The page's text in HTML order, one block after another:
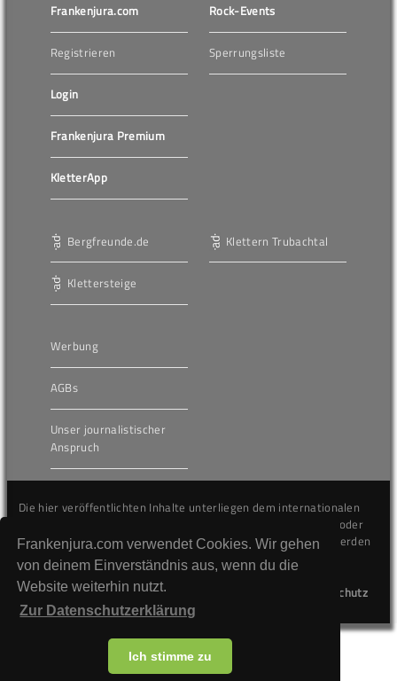
Frankenjura.com verwendet Cookies. Wir gehen
von deinem Einverständnis aus, wenn du die
Website weiterhin nutzt.
Zur Datenschutzerklärung
Ich stimme zu
Frankenjura.com
Registrieren
Login
Frankenjura Premium
KletterApp
Rock-Events
Sperrungsliste
Bergfreunde.de
Klettersteige
Klettern Trubachtal
Werbung
AGBs
Unser journalistischer
Anspruch
Die hier veröffentlichten Inhalte unterliegen dem internationalen
Urheberrecht (Copyright) und dürfen nicht kopiert, verändert oder
unverändert wiederveröffentlicht werden. Gegen Verstöße werden
wir auf juristischem Wege vorgehen.
Datenschutz